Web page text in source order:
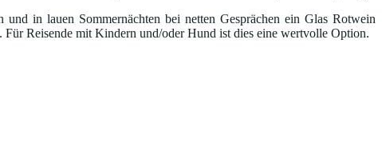
in lauen Sommernächten bei netten Gesprächen ein Glas Rotwein
Für Reisende mit Kindern und/oder Hund ist dies eine wertvolle Option.